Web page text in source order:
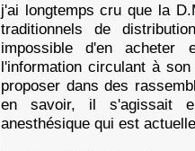
j'ai longtemps cru que la
traditionnels de
impossible d'en
l'information circulant à
proposer dans des
en savoir, il s'agissait
anesthésique qui est